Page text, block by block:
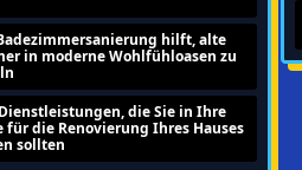
hilft, alte
in moderne Wohlfühloasen zu
die Sie in Ihre
für die Renovierung Ihres Hauses
sollten